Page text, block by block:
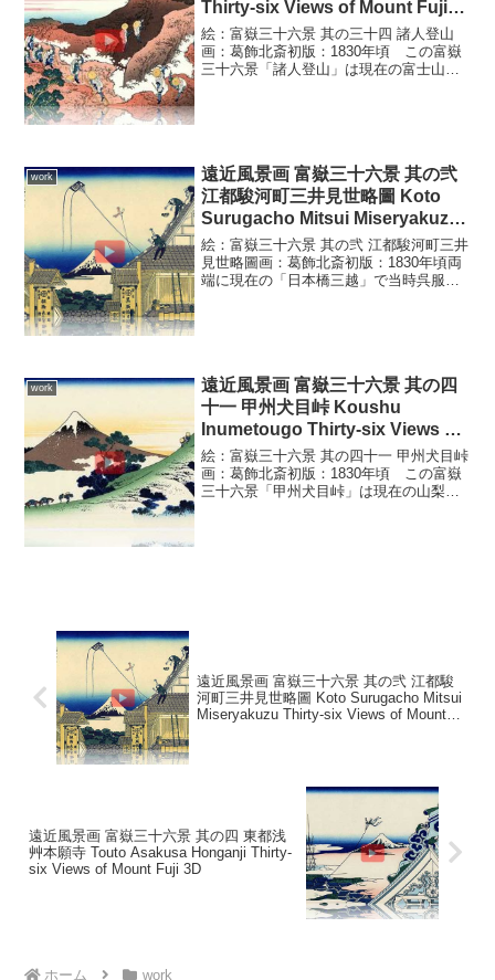
Thirty-six Views of Mount Fuji
3D
絵：富嶽三十六景 其の三十四 諸人登山
画：葛飾北斎初版：1830年頃 この富嶽
三十六景「諸人登山」は現在の富士山の
work
遠近風景画 富嶽三十六景 其の弐
江都駿河町三井見世略圖 Koto
Surugacho Mitsui Miseryakuzu
Thirty-six Views of Mount Fuji
3D
絵：富嶽三十六景 其の弐 江都駿河町三井
見世略圖画：葛飾北斎初版：1830年頃両
端に現在の「日本橋三越」で当時呉服店
work
遠近風景画 富嶽三十六景 其の四
十一 甲州犬目峠 Koushu
Inumetougo Thirty-six Views of
Mount Fuji 3D
絵：富嶽三十六景 其の四十一 甲州犬目峠
画：葛飾北斎初版：1830年頃 この富嶽
三十六景「甲州犬目峠」は現在の山梨県
遠近風景画 富嶽三十六景 其の弐 江都駿
河町三井見世略圖 Koto Surugacho Mitsui
Miseryakuzu Thirty-six Views of Mount
遠近風景画 富嶽三十六景 其の四 東都浅
艸本願寺 Touto Asakusa Honganji Thirty-
six Views of Mount Fuji 3D
ホーム work